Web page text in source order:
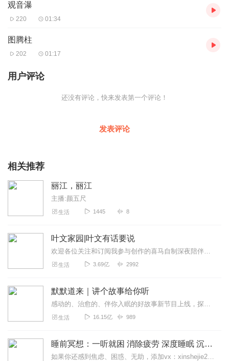
观音瀑
220 01:34
图腾柱
202 01:17
用户评论
还没有评论，快来发表第一个评论！
发表评论
相关推荐
丽江，丽江
主播:颜五尺
生活 1445 8
叶文家园|叶文有话要说
欢迎各位关注和订阅我参与创作的喜马自制深夜陪伴谈话栏目《听你说·百态人声》【听你说·百态人声】每晚直播连线真实人间故事|叶文现场互动中|人间冷暖，抱团取暖每周...
生活 3.69亿 2992
默默道来｜讲个故事给你听
感动的、治愈的、伴你入眠的好故事新节目上线，探索现实世界的无尽魅力，追求对生活的真实记录《听见人间真相》（点击名称，直达专辑）网易人间故事集持续更新中，邀您关注...
生活 16.15亿 989
睡前冥想：一听就困 消除疲劳 深度睡眠 沉浸体验
如果你还感到焦虑、困惑、无助，添加vx：xinshejie2018、vx公众号：宣萱心伴，与主播宣萱开启心灵交流之旅，共建温暖的精神家园！如果你喜欢我的内容，请...